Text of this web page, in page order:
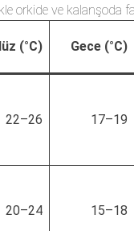
orkide ve kalanşoda
(°C) Gece (°C)
22–26 17–19
20–24 15–18